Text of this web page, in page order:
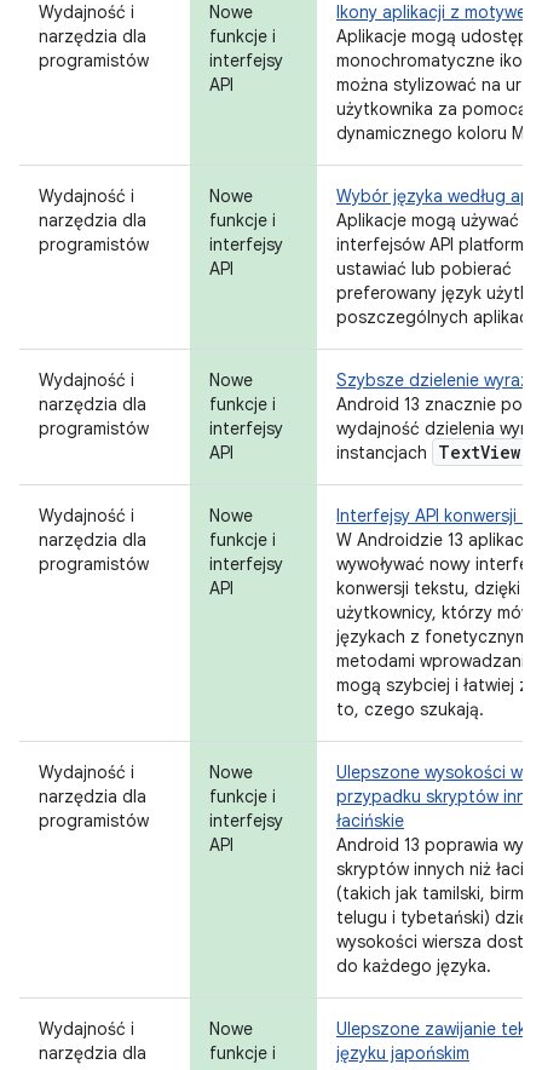
Wydajność i
narzędzia dla
programistów
Nowe
funkcje i
interfejsy
API
Ikony aplikacji z motywem
Aplikacje mogą
monochromatyczne
można stylizować na
użytkownika za pomocą
dynamicznego koloru
Wydajność i
narzędzia dla
programistów
Nowe
funkcje i
interfejsy
API
Wybór języka według
Aplikacje mogą używać
interfejsów API platformy,
ustawiać lub pobierać
preferowany język
poszczególnych aplikacji.
Wydajność i
narzędzia dla
programistów
Nowe
funkcje i
interfejsy
API
Szybsze dzielenie
Android 13 znacznie
wydajność dzielenia
instancjach
TextView
Wydajność i
narzędzia dla
programistów
Nowe
funkcje i
interfejsy
API
Interfejsy API konwersji
W Androidzie 13
wywoływać nowy interfejs
konwersji tekstu, dzięki
użytkownicy, którzy
językach z fonetycznymi
metodami wprowadzania
mogą szybciej i łatwiej
to, czego szukają.
Wydajność i
narzędzia dla
programistów
Nowe
funkcje i
interfejsy
API
Ulepszone wysokości
przypadku skryptów
łacińskie
Android 13 poprawia
skryptów innych niż
(takich jak tamilski,
telugu i tybetański)
wysokości wiersza
do każdego języka.
Wydajność i
narzędzia dla
Nowe
funkcje i
Ulepszone zawijanie
języku japońskim